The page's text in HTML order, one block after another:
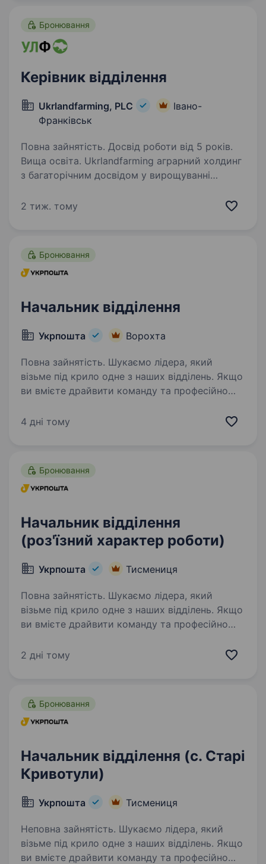
Бронювання
Керівник відділення
Ukrlandfarming, PLC
Івано-
Франківськ
Повна зайнятість. Досвід роботи від 5 років.
Вища освіта. Ukrlandfarming аграрний холдинг
з багаторічним досвідом у вирощуванні
підприємства успішно працюють у різних
2 тиж. тому
Бронювання
Начальник відділення
Укрпошта Ворохта
Повна зайнятість. Шукаємо лідера, який
візьме під крило одне з наших відділень. Якщо
ви вмієте драйвити команду та професійно
на вас. Ваша роль у команді: Керувати
4 дні тому
Бронювання
Начальник відділення
(роз'їзний характер роботи)
Укрпошта Тисмениця
Повна зайнятість. Шукаємо лідера, який
візьме під крило одне з наших відділень. Якщо
ви вмієте драйвити команду та професійно
на вас. Ваша роль у команді: Керувати
2 дні тому
Бронювання
Начальник відділення (с. Старі
Кривотули)
Укрпошта Тисмениця
Неповна зайнятість. Шукаємо лідера, який
візьме під крило одне з наших відділень. Якщо
ви вмієте драйвити команду та професійно